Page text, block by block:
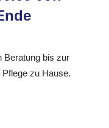
Beratung bis zur
zu Hause.